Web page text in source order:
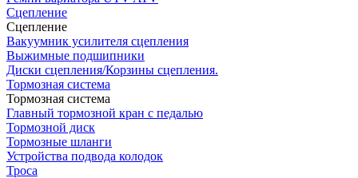
Сцепление
Сцепление
Вакуумник усилителя сцепления
Выжимные подшипники
Диски сцепления/Корзины сцепления.
Тормозная система
Тормозная система
Главный тормозной кран с педалью
Тормозной диск
Тормозные шланги
Устройства подвода колодок
Троса